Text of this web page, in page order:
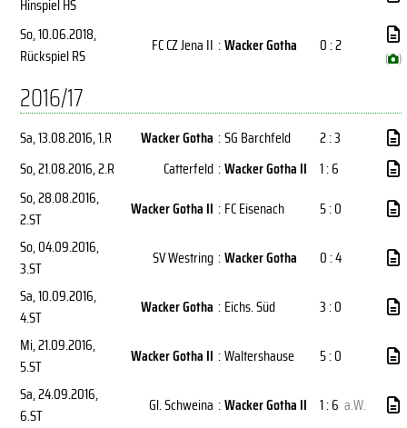
Hinspiel HS
So, 10.06.2018,
Rückspiel RS
FC CZ Jena II :Wacker Gotha 0 : 2
( )
2016/17
Sa, 13.08.2016, 1.R Wacker Gotha :SG Barchfeld
2 : 3
So, 21.08.2016, 2.R Catterfeld :Wacker Gotha II 1 : 6
So, 28.08.2016,
2.ST
Wacker Gotha II : FC Eisenach
5 : 0
So, 04.09.2016,
3.ST
SV Westring :Wacker Gotha
0 : 4
Sa, 10.09.2016,
4.ST
Wacker Gotha : Eichs. Süd
3 : 0
Mi, 21.09.2016,
5.ST
Wacker Gotha II :Waltershause
5 : 0
Sa, 24.09.2016,
6.ST
Gl. Schweina :Wacker Gotha II 1 : 6 a.W.